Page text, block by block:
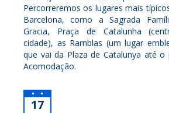
Percorreremos os lugares mais
Barcelona, como a Sagrada
Gracia, Praça de Catalunha
cidade), as Ramblas (um lugar
que vai da Plaza de Catalunya até
Acomodação.
17